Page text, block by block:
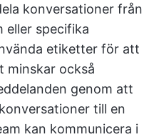
konversationer från
eller specifika
etiketter för att
minskar också
genom att
till en
kan kommunicera i